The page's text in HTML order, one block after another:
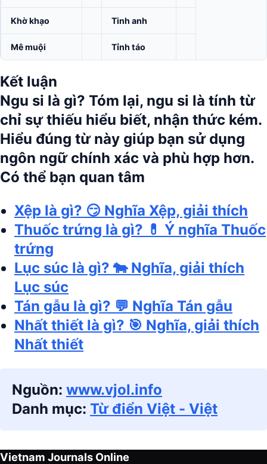
Khờ khạo Tinh anh
Mê muội Tỉnh táo
Kết luận
Ngu si là gì? Tóm lại, ngu si là tính từ
chỉ sự thiếu hiểu biết, nhận thức kém.
Hiểu đúng từ này giúp bạn sử dụng
ngôn ngữ chính xác và phù hợp hơn.
Có thể bạn quan tâm
Xệp là gì? 😏 Nghĩa Xệp, giải thích
Thuốc trứng là gì? 💊 Ý nghĩa Thuốc
trứng
Lục súc là gì? 🐄 Nghĩa, giải thích
Lục súc
Tán gẫu là gì? 💬 Nghĩa Tán gẫu
Nhất thiết là gì? 🎯 Nghĩa, giải thích
Nhất thiết
Nguồn: www.vjol.info
Danh mục: Từ điển Việt - Việt
Vietnam Journals Online